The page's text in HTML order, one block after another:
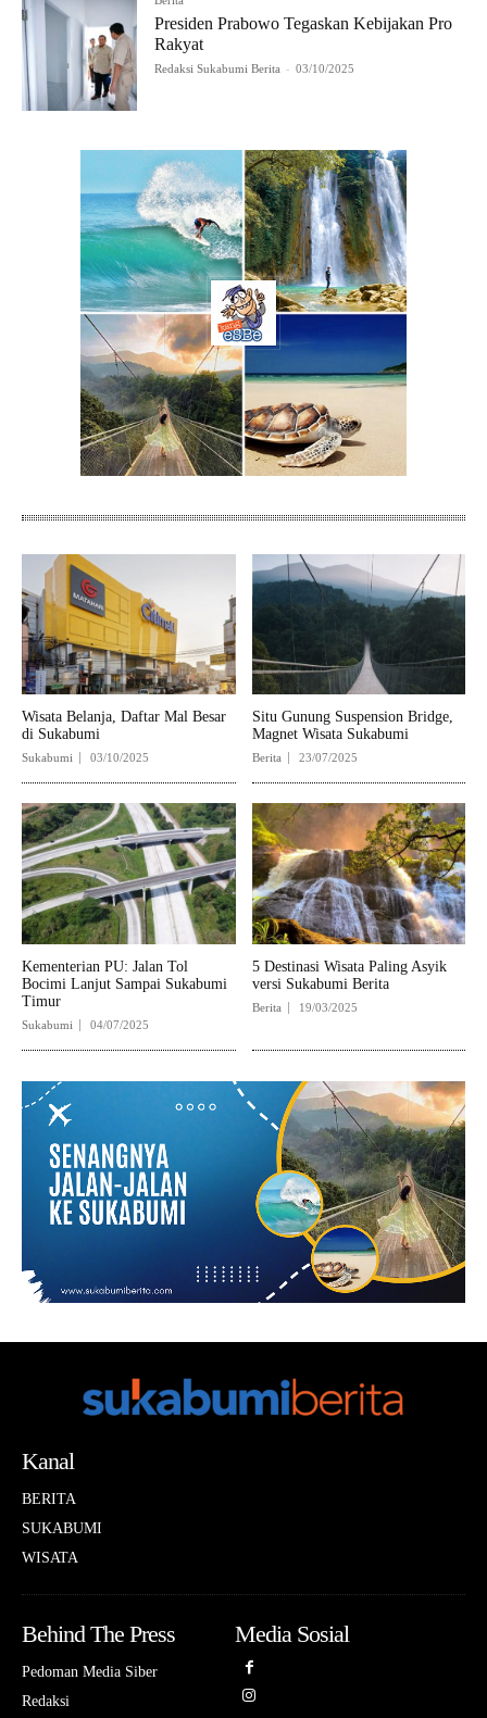
Presiden Prabowo Tegaskan Kebijakan Pro
Rakyat
Redaksi Sukabumi Berita - 03/10/2025
Wisata Belanja, Daftar Mal Besar
di Sukabumi
Sukabumi 03/10/2025
Situ Gunung Suspension Bridge,
Magnet Wisata Sukabumi
Berita 23/07/2025
Kementerian PU: Jalan Tol
Bocimi Lanjut Sampai Sukabumi
Timur
Sukabumi 04/07/2025
5 Destinasi Wisata Paling Asyik
versi Sukabumi Berita
Berita 19/03/2025
Kanal
BERITA
SUKABUMI
WISATA
Behind The Press
Pedoman Media Siber
Redaksi
Media Sosial